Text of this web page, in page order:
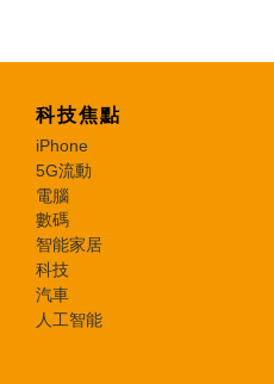
科技焦點
iPhone
5G流動
電腦
數碼
智能家居
科技
汽車
人工智能